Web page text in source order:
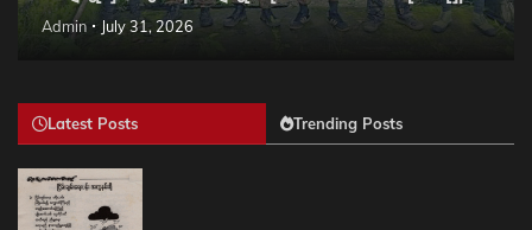
Admin July 31, 2026
Latest Posts Trending Posts